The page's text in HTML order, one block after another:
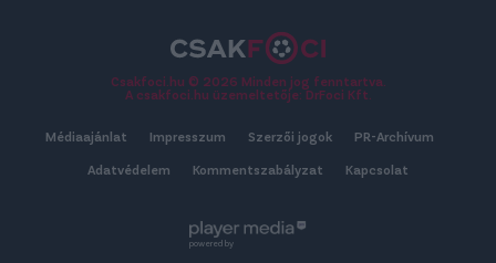
Csakfoci.hu © 2026 Minden jog fenntartva.
A csakfoci.hu üzemeltetője: DrFoci Kft.
Médiaajánlat Impresszum Szerzői jogok PR-Archívum
Adatvédelem Kommentszabályzat Kapcsolat
powered by